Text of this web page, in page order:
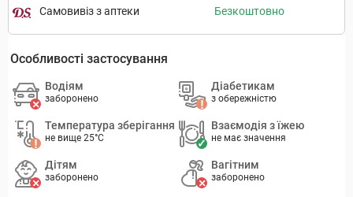
Самовивіз з аптеки Безкоштовно
Особливості застосування
Водіям
заборонено
Діабетикам
з обережністю
Температура зберігання
не вище 25°C
Взаємодія з їжею
не має значення
Дітям
заборонено
Вагітним
заборонено